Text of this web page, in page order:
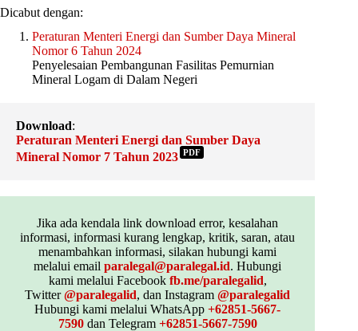
Dicabut dengan:
Peraturan Menteri Energi dan Sumber Daya Mineral
Nomor 6 Tahun 2024
Penyelesaian Pembangunan Fasilitas Pemurnian
Mineral Logam di Dalam Negeri
Download:
Peraturan Menteri Energi dan Sumber Daya
Mineral Nomor 7 Tahun 2023 PDF
Jika ada kendala link download error, kesalahan
informasi, informasi kurang lengkap, kritik, saran, atau
menambahkan informasi, silakan hubungi kami
melalui emailparalegal@paralegal.id. Hubungi
kami melalui Facebook fb.me/paralegalid,
Twitter@paralegalid, dan Instagram@paralegalid
Hubungi kami melalui WhatsApp+62851-5667-
7590dan Telegram +62851-5667-7590